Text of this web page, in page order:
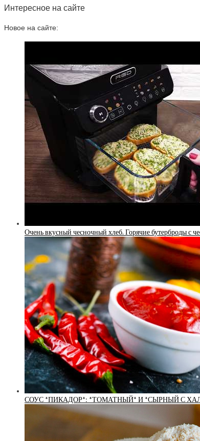
Интересное на сайте
Новое на сайте:
Очень вкусный чесночный хлеб. Горячие бутерброды с
СОУС *ПИКАДОР*: *ТОМАТНЫЙ* И *СЫРНЫЙ С